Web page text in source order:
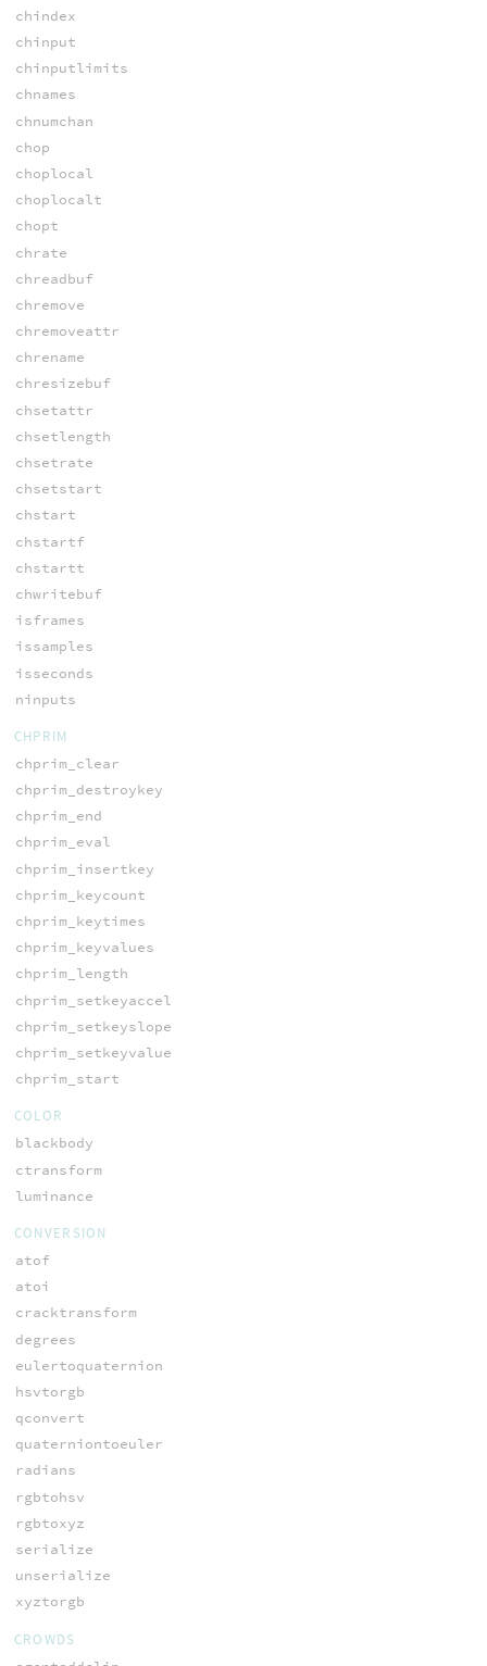
chindex
chinput
chinputlimits
chnames
chnumchan
chop
choplocal
choplocalt
chopt
chrate
chreadbuf
chremove
chremoveattr
chrename
chresizebuf
chsetattr
chsetlength
chsetrate
chsetstart
chstart
chstartf
chstartt
chwritebuf
isframes
issamples
isseconds
ninputs
CHPRIM
chprim_clear
chprim_destroykey
chprim_end
chprim_eval
chprim_insertkey
chprim_keycount
chprim_keytimes
chprim_keyvalues
chprim_length
chprim_setkeyaccel
chprim_setkeyslope
chprim_setkeyvalue
chprim_start
COLOR
blackbody
ctransform
luminance
CONVERSION
atof
atoi
cracktransform
degrees
eulertoquaternion
hsvtorgb
qconvert
quaterniontoeuler
radians
rgbtohsv
rgbtoxyz
serialize
unserialize
xyztorgb
CROWDS